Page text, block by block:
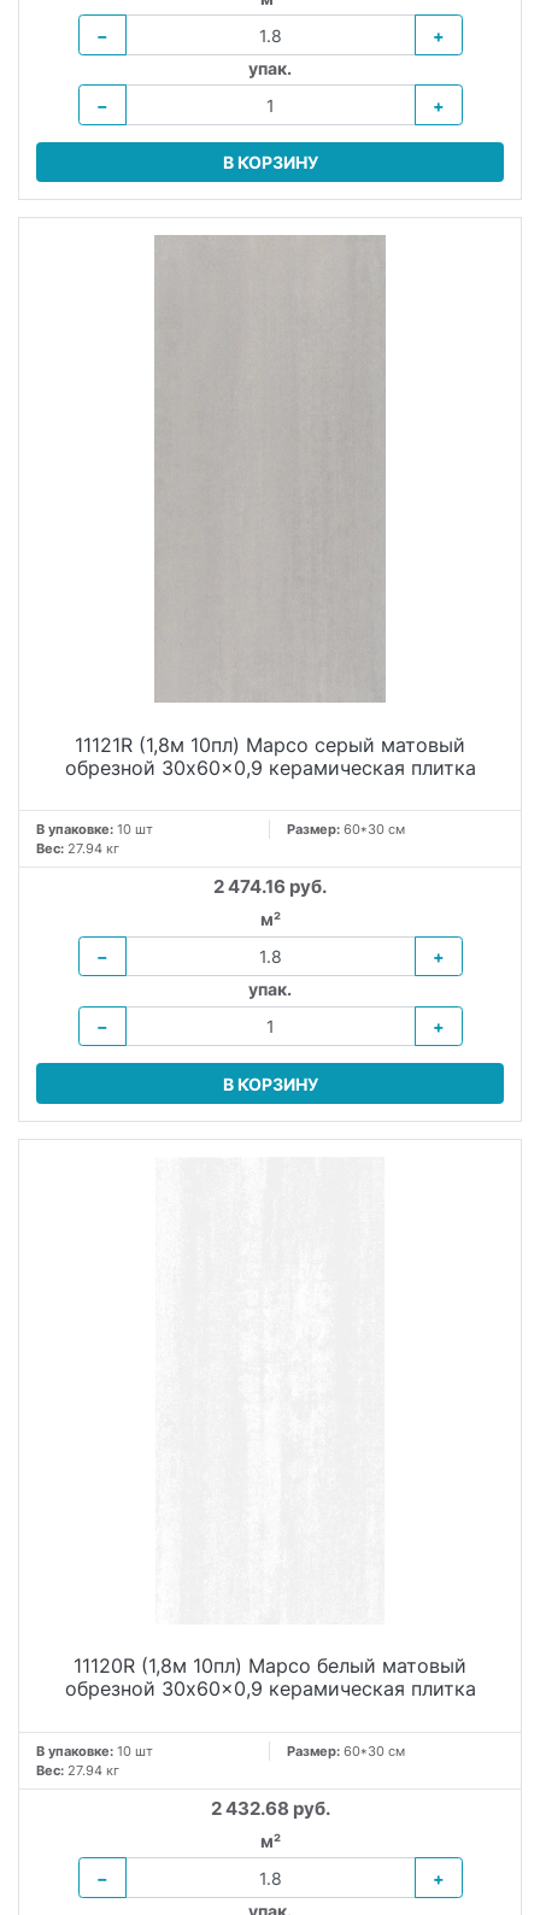
−
+
упак.
−
+
В КОРЗИНУ
11121R (1,8м 10пл) Марсо серый матовый
обрезной 30x60x0,9 керамическая плитка
В упаковке: 10 шт Размер: 60*30 см
Вес: 27.94 кг
2 474.16 руб.
м²
−
+
упак.
−
+
В КОРЗИНУ
11120R (1,8м 10пл) Марсо белый матовый
обрезной 30x60x0,9 керамическая плитка
В упаковке: 10 шт Размер: 60*30 см
Вес: 27.94 кг
2 432.68 руб.
м²
−
+
упак.